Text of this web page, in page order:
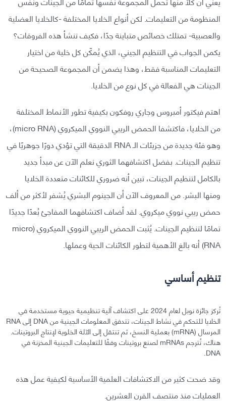
المنظومة من التعليمات. لكن أنواع الخلايا المختلفة -كالخلايا العضلية
والعصبية- تمتلك خصائص متباينة جدًا، فكيف تنشأ هذه الفروقات؟
يكمن الجواب في التنظيم الجيني، الذي يُمكّن كل خلية من اختيار
التعليمات المناسبة فقط، وهذا يضمن أن المجموعة الصحيحة من
الجينات هي الفعالة في كل نوع من الخلايا.
اهتم فيكتور أمبروس وجاري روفكون بكيفية تطور الأنماط المختلفة
من الخلايا، فاكتشفا الحمض الريبي النووي الميكروي (micro RNA)،
وهو فئة جديدة من جزيئات الـ RNA الدقيقة التي تؤدي دورًا جوهريًا في
تنظيم الجينات. بفضل اكتشافهما الثوري نعلم الآن عن مبدأ جديد
بالكامل لتنظيم الجينات، تبين أنه ضروري للكائنات متعددة الخلايا
ومنها البشر. من المعروف الآن أن الجينوم البشري يُشفر لأكثر من ألف
حمض ريبي نووي ميكروي. لقد أضاف اكتشافهما المفاجئ بُعدًا جديدًا
تمامًا لتنظيم الجينات. يُثبت الحمض الريبي النووي الميكروي (micro
RNA) أنه بالغ الأهمية لتطور الكائنات الحية وعملها.
تنظيم أساسي
تُركز جائزة نوبل لعام 2024 على اكتشاف آلية تنظيمية حيوية مستخدمة في
الخلايا للتحكم في نشاط الجينات، تتدفق المعلومات الجينية من DNA إلى RNA
المرسال (mRNA) بعملية النسخ، ثم تنتقل إلى الآلة الخلوية لإنتاج البروتينات.
هناك، تُترجم mRNAs لصنع بروتينات وفقًا للتعليمات الجينية المخزنة في
DNA.
وقد ضحت كثير من الاكتشافات العلمية الأساسية لكيفية عمل هذه
العمليات منذ منتصف القرن العشرين.